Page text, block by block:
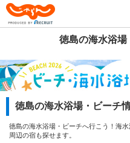
徳島の海水浴
徳島の海水浴場・ビーチ
徳島の海水浴場・ビーチへ行こう！海
周辺の宿も探せます。